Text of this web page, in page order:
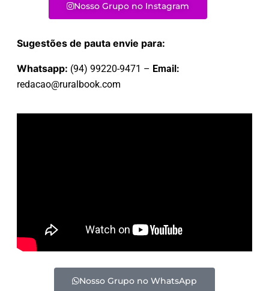
Nosso Grupo no Instagram
Sugestões de pauta envie para:
Whatsapp: (94) 99220-9471 – Email:
redacao@ruralbook.com
Nosso Grupo no WhatsApp